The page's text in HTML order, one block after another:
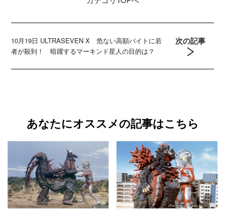
10月19日 ULTRASEVEN X 危ない高額バイトに若
者が殺到！ 暗躍するマーキンド星人の目的は？
次の記事
あなたにオススメの記事はこちら